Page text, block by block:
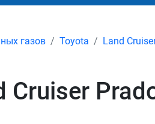
газов Toyota Land